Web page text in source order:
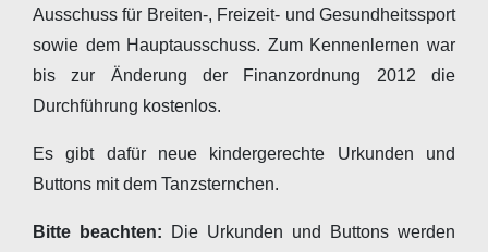
Ausschuss für Breiten-, Freizeit- und Gesundheitssport
sowie dem Hauptausschuss. Zum Kennenlernen war
bis zur Änderung der Finanzordnung 2012 die
Durchführung kostenlos.
Es gibt dafür neue kindergerechte Urkunden und
Buttons mit dem Tanzsternchen.
Bitte beachten: Die Urkunden und Buttons werden